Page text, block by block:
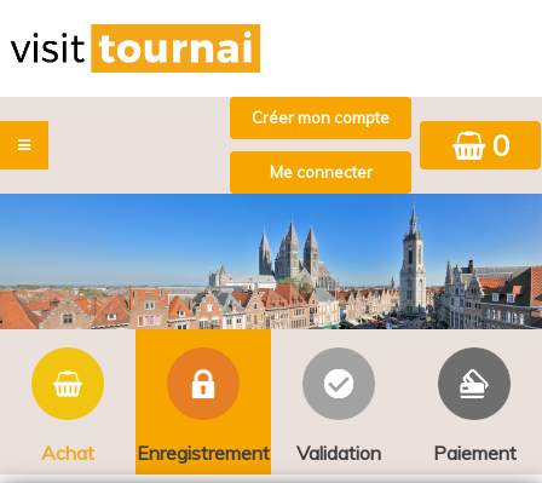
0
Achat Enregistrement Validation Paiement